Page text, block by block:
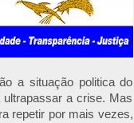
a situação politica do
a crise. Mas
repetir por mais vezes,